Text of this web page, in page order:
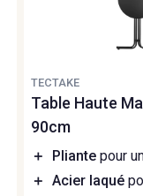
TECTAKE
Table Haute
90cm
＋ Pliante pour
＋ Acier laqué